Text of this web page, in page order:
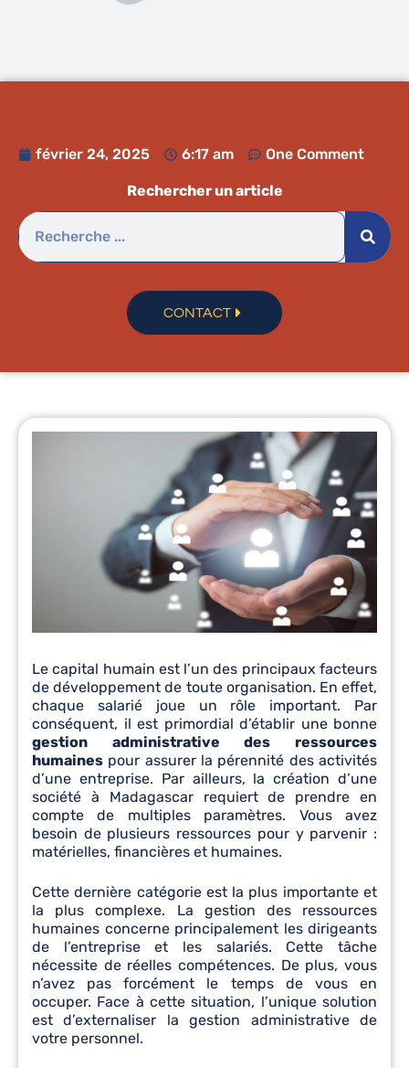
février 24, 2025 6:17 am One Comment
Rechercher un article
CONTACT
Le capital humain est l’un des principaux facteurs
de développement de toute organisation. En effet,
chaque salarié joue un rôle important. Par
conséquent, il est primordial d’établir une bonne
gestion administrative des ressources
humaines pour assurer la pérennité des activités
d’une entreprise. Par ailleurs, la création d’une
société à Madagascar requiert de prendre en
compte de multiples paramètres. Vous avez
besoin de plusieurs ressources pour y parvenir :
matérielles, financières et humaines.
Cette dernière catégorie est la plus importante et
la plus complexe. La gestion des ressources
humaines concerne principalement les dirigeants
de l’entreprise et les salariés. Cette tâche
nécessite de réelles compétences. De plus, vous
n’avez pas forcément le temps de vous en
occuper. Face à cette situation, l’unique solution
est d’externaliser la gestion administrative de
votre personnel.